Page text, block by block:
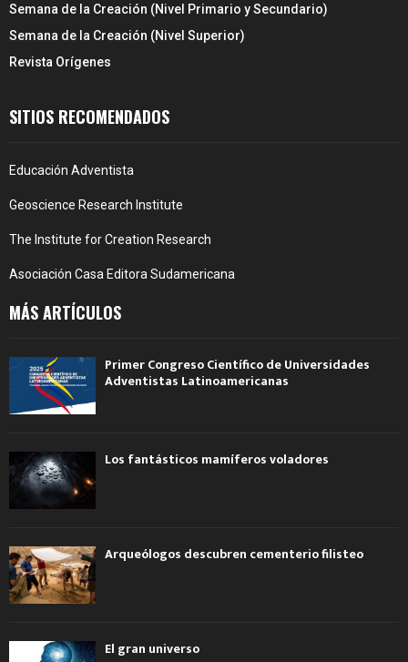
Semana de la Creación (Nivel Primario y Secundario)
Semana de la Creación (Nivel Superior)
Revista Orígenes
SITIOS RECOMENDADOS
Educación Adventista
Geoscience Research Institute
The Institute for Creation Research
Asociación Casa Editora Sudamericana
MÁS ARTÍCULOS
Primer Congreso Científico de Universidades
Adventistas Latinoamericanas
Los fantásticos mamíferos voladores
Arqueólogos descubren cementerio filisteo
El gran universo